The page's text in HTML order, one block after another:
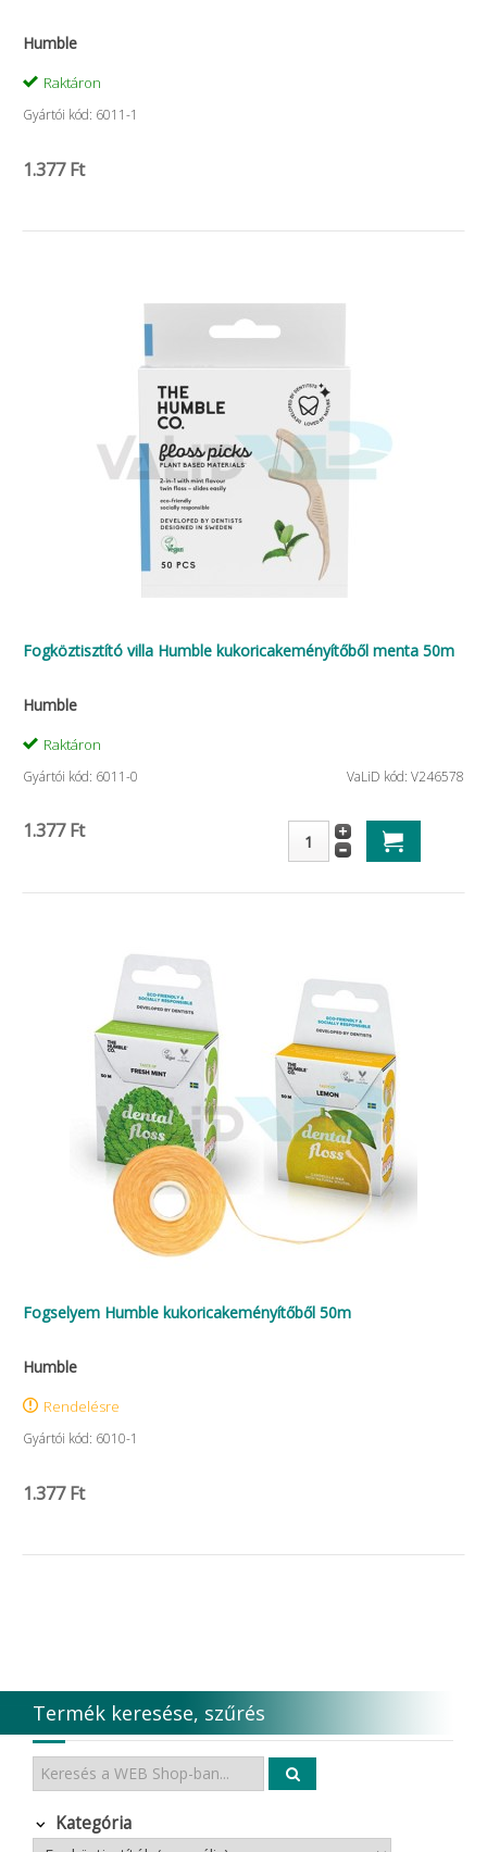
Humble
Raktáron
Gyártói kód: 6011-1
1.377 Ft
Fogköztisztító villa Humble kukoricakeményítőből menta 50m
Humble
Raktáron
Gyártói kód: 6011-0 VaLiD kód: V246578
1.377 Ft
Fogselyem Humble kukoricakeményítőből 50m
Humble
Rendelésre
Gyártói kód: 6010-1
1.377 Ft
Termék keresése, szűrés
Kategória